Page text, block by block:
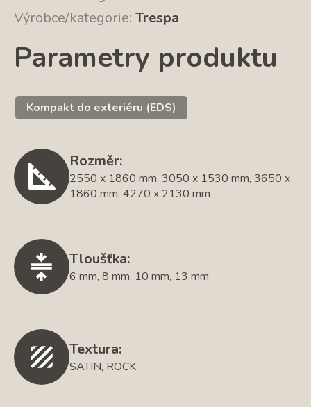
Výrobce/kategorie: Trespa
Parametry produktu
Kompakt do exteriéru (EDS)
Rozměr:
2550 x 1860 mm, 3050 x 1530 mm, 3650 x
1860 mm, 4270 x 2130 mm
Tloušťka:
6 mm, 8 mm, 10 mm, 13 mm
Textura:
SATIN, ROCK